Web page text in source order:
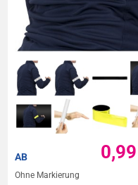
AB
Ohne Markierung